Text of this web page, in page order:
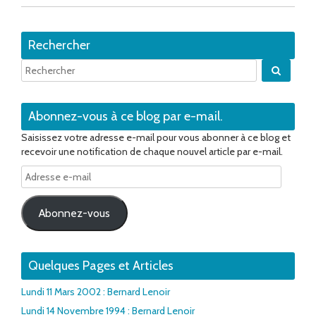
Rechercher
Abonnez-vous à ce blog par e-mail.
Saisissez votre adresse e-mail pour vous abonner à ce blog et
recevoir une notification de chaque nouvel article par e-mail.
Adresse
e-
mail
Abonnez-vous
Quelques Pages et Articles
Lundi 11 Mars 2002 : Bernard Lenoir
Lundi 14 Novembre 1994 : Bernard Lenoir